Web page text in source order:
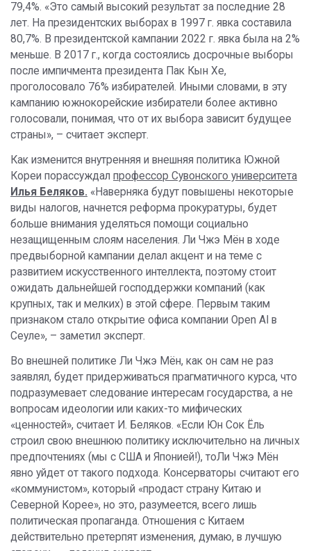
79,4%. «Это самый высокий результат за последние 28
лет. На президентских выборах в 1997 г. явка составила
80,7%. В президентской кампании 2022 г. явка была на 2%
меньше. В 2017 г., когда состоялись досрочные выборы
после импичмента президента Пак Кын Хе,
проголосовало 76% избирателей. Иными словами, в эту
кампанию южнокорейские избиратели более активно
голосовали, понимая, что от их выбора зависит будущее
страны», – считает эксперт.
Как изменится внутренняя и внешняя политика Южной
Кореи порассуждал профессор Сувонского университета
Илья Беляков. «Наверняка будут повышены некоторые
виды налогов, начнется реформа прокуратуры, будет
больше внимания уделяться помощи социально
незащищенным слоям населения. Ли Чжэ Мён в ходе
предвыборной кампании делал акцент и на теме с
развитием искусственного интеллекта, поэтому стоит
ожидать дальнейшей господдержки компаний (как
крупных, так и мелких) в этой сфере. Первым таким
признаком стало открытие офиса компании Open AI в
Сеуле», – заметил эксперт.
Во внешней политике Ли Чжэ Мён, как он сам не раз
заявлял, будет придерживаться прагматичного курса, что
подразумевает следование интересам государства, а не
вопросам идеологии или каких-то мифических
«ценностей», считает И. Беляков. «Если Юн Сок Ëль
строил свою внешнюю политику исключительно на личных
предпочтениях (мы с США и Японией!), тоЛи Чжэ Мён
явно уйдет от такого подхода. Консерваторы считают его
«коммунистом», который «продаст страну Китаю и
Северной Корее», но это, разумеется, всего лишь
политическая пропаганда. Отношения с Китаем
действительно претерпят изменения, думаю, в лучшую